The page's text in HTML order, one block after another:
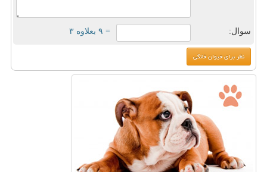
سوال: = ۹ بعلاوه ۳